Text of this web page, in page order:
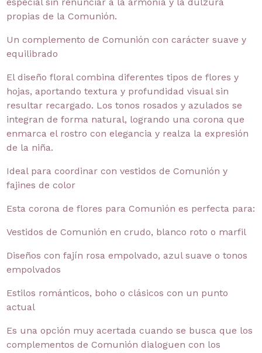
especial sin renunciar a la armonía y la dulzura
propias de la Comunión.
Un complemento de Comunión con carácter suave y
equilibrado
El diseño floral combina diferentes tipos de flores y
hojas, aportando textura y profundidad visual sin
resultar recargado. Los tonos rosados y azulados se
integran de forma natural, logrando una corona que
enmarca el rostro con elegancia y realza la expresión
de la niña.
Ideal para coordinar con vestidos de Comunión y
fajines de color
Esta corona de flores para Comunión es perfecta para:
Vestidos de Comunión en crudo, blanco roto o marfil
Diseños con fajín rosa empolvado, azul suave o tonos
empolvados
Estilos románticos, boho o clásicos con un punto
actual
Es una opción muy acertada cuando se busca que los
complementos de Comunión dialoguen con los